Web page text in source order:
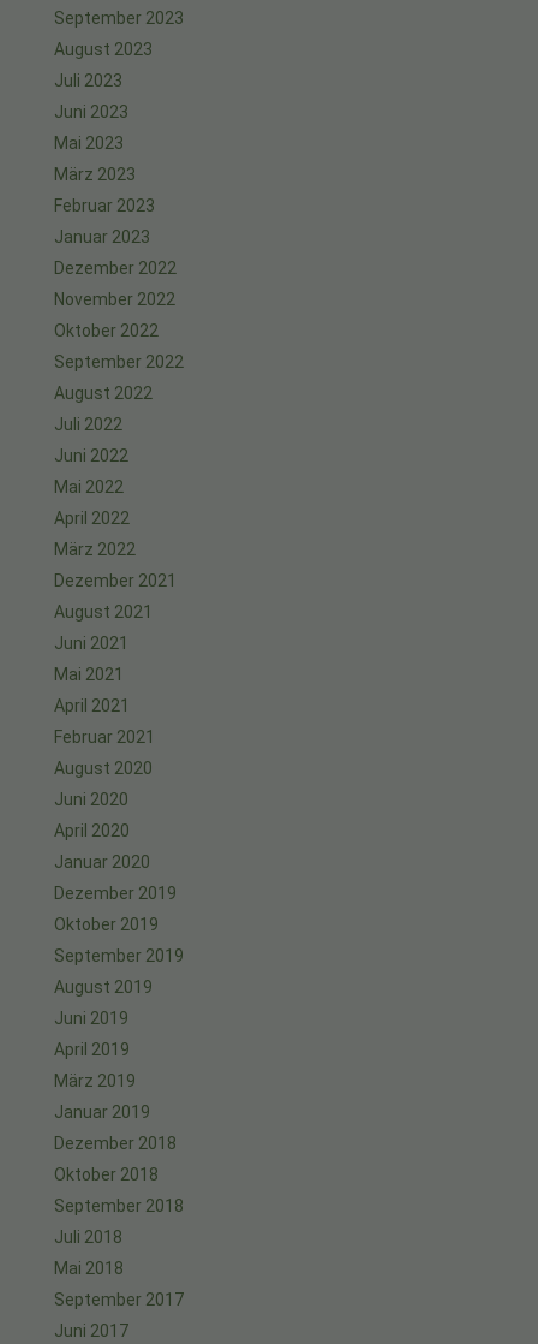
September 2023
August 2023
Juli 2023
Juni 2023
Mai 2023
März 2023
Februar 2023
Januar 2023
Dezember 2022
November 2022
Oktober 2022
September 2022
August 2022
Juli 2022
Juni 2022
Mai 2022
April 2022
März 2022
Dezember 2021
August 2021
Juni 2021
Mai 2021
April 2021
Februar 2021
August 2020
Juni 2020
April 2020
Januar 2020
Dezember 2019
Oktober 2019
September 2019
August 2019
Juni 2019
April 2019
März 2019
Januar 2019
Dezember 2018
Oktober 2018
September 2018
Juli 2018
Mai 2018
September 2017
Juni 2017